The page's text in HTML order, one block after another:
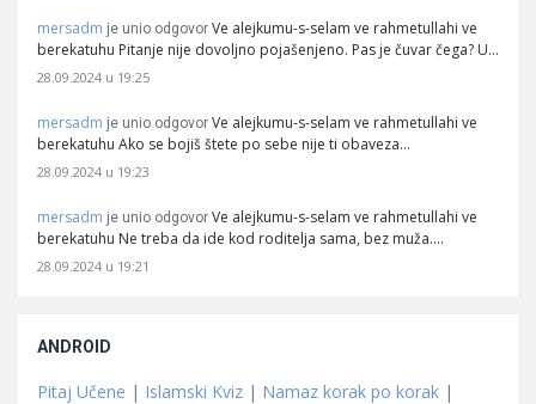
mersadm je unio odgovor Ve alejkumu-s-selam ve rahmetullahi ve
berekatuhu Pitanje nije dovoljno pojašenjeno. Pas je čuvar čega? U…
28.09.2024 u 19:25
mersadm je unio odgovor Ve alejkumu-s-selam ve rahmetullahi ve
berekatuhu Ako se bojiš štete po sebe nije ti obaveza…
28.09.2024 u 19:23
mersadm je unio odgovor Ve alejkumu-s-selam ve rahmetullahi ve
berekatuhu Ne treba da ide kod roditelja sama, bez muža.…
28.09.2024 u 19:21
ANDROID
Pitaj Učene | Islamski Kviz | Namaz korak po korak |